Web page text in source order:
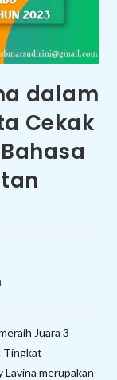
dalam
Cekak
Juara 3
Tingkat
Lavina merupakan